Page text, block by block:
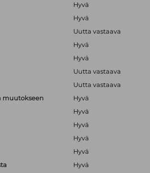
Hyvä
Hyvä
Uutta vastaava
Hyvä
Hyvä
Uutta vastaava
Uutta vastaava
muutokseen
Hyvä
Hyvä
Hyvä
Hyvä
Hyvä
Hyvä